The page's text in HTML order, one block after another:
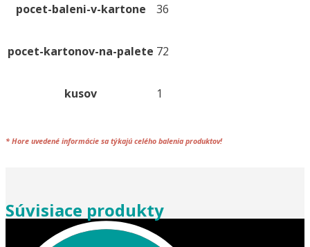
pocet-baleni-v-kartone 36
pocet-kartonov-na-palete 72
kusov 1
* Hore uvedené informácie sa týkajú celého balenia produktov!
Súvisiace produkty